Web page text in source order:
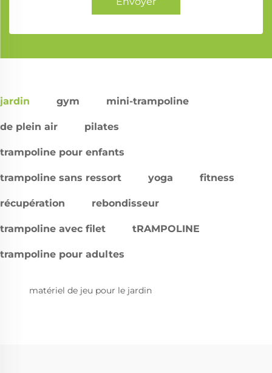
jardin gym mini-trampoline
de plein air pilates
trampoline pour enfants
trampoline sans ressort yoga fitness
récupération rebondisseur
trampoline avec filet tRAMPOLINE
trampoline pour adultes
matériel de jeu pour le jardin